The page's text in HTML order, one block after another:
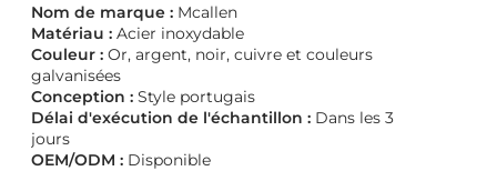
Nom de marque : Mcallen
Matériau : Acier inoxydable
Couleur : Or, argent, noir, cuivre et couleurs
galvanisées
Conception : Style portugais
Délai d'exécution de l'échantillon : Dans les 3
jours
OEM/ODM : Disponible